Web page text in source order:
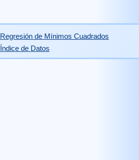
Regresión de Mínimos Cuadrados
Índice de Datos